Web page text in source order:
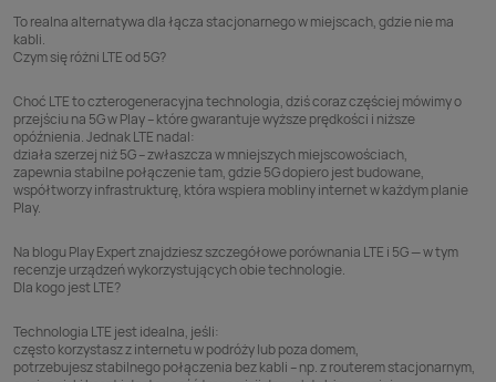
To realna alternatywa dla łącza stacjonarnego w miejscach, gdzie nie ma
kabli.
Czym się różni LTE od 5G?
Choć LTE to czterogeneracyjna technologia, dziś coraz częściej mówimy o
przejściu na 5G w Play – które gwarantuje wyższe prędkości i niższe
opóźnienia. Jednak LTE nadal:
działa szerzej niż 5G – zwłaszcza w mniejszych miejscowościach,
zapewnia stabilne połączenie tam, gdzie 5G dopiero jest budowane,
współtworzy infrastrukturę, która wspiera mobliny internet w każdym planie
Play.
Na blogu Play Expert znajdziesz szczegółowe porównania LTE i 5G— w tym
recenzje urządzeń wykorzystujących obie technologie.
Dla kogo jest LTE?
Technologia LTE jest idealna, jeśli:
często korzystasz z internetu w podróży lub poza domem,
potrzebujesz stabilnego połączenia bez kabli – np. zrouterem stacjonarnym,